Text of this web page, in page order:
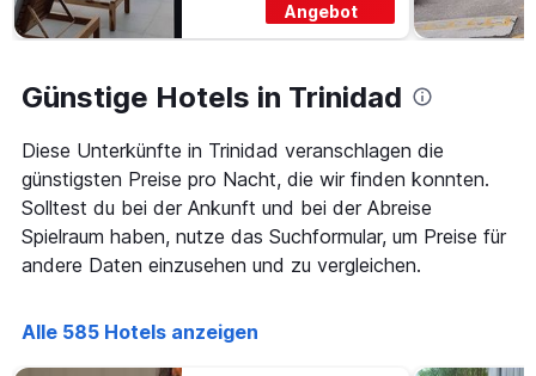
Angebot
Günstige Hotels in Trinidad
Diese Unterkünfte in Trinidad veranschlagen die
günstigsten Preise pro Nacht, die wir finden konnten.
Solltest du bei der Ankunft und bei der Abreise
Spielraum haben, nutze das Suchformular, um Preise für
andere Daten einzusehen und zu vergleichen.
Alle 585 Hotels anzeigen